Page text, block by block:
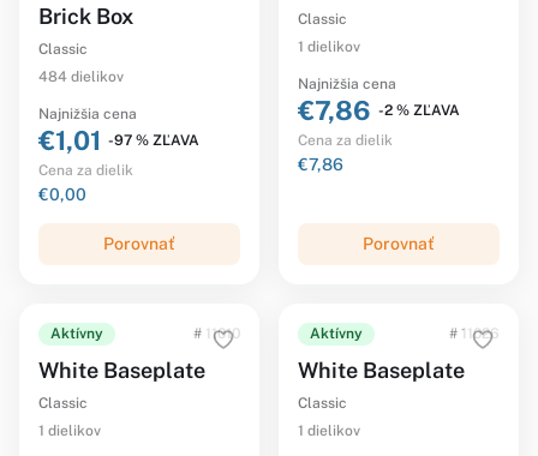
Brick Box
Classic
484 dielikov
Najnižšia cena
€1,01 -97 % ZĽAVA
Cena za dielik
€0,00
Porovnať
Classic
1 dielikov
Najnižšia cena
€7,86 -2 % ZĽAVA
Cena za dielik
€7,86
Porovnať
Aktívny # 11010
White Baseplate
Classic
1 dielikov
Aktívny # 11026
White Baseplate
Classic
1 dielikov